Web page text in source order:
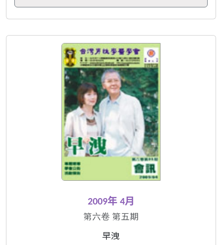
2009年 4月
第六卷 第五期
早洩